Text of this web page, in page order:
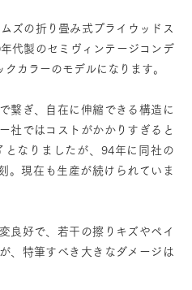
ズの折り畳み式プライウッドス
代製のセミヴィンテージコンデ
カラーのモデルになります。
繋ぎ、自在に伸縮できる構造に
社ではコストがかかりすぎると
となりましたが、94年に同社の
。現在も生産が続けられていま
良好で、若干の擦りキズやペイ
、特筆すべき大きなダメージは